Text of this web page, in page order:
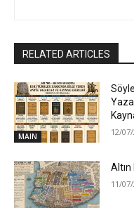
RELATED ARTICLES
MAIN 12/
Altın
11/